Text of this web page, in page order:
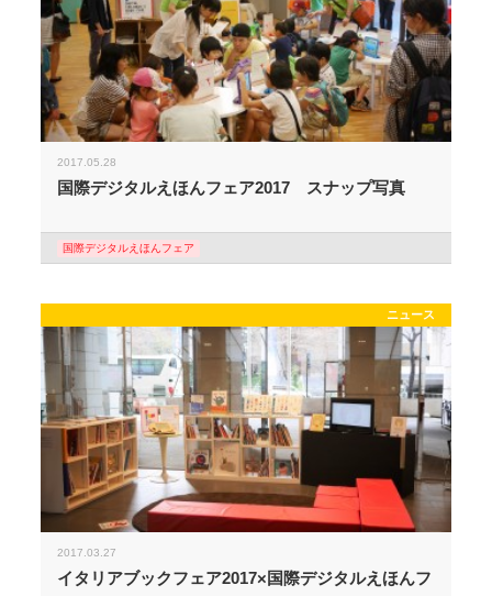
2017.05.28
国際デジタルえほんフェア2017 スナップ写真
国際デジタルえほんフェア
ニュース
2017.03.27
イタリアブックフェア2017×国際デジタルえほんフ